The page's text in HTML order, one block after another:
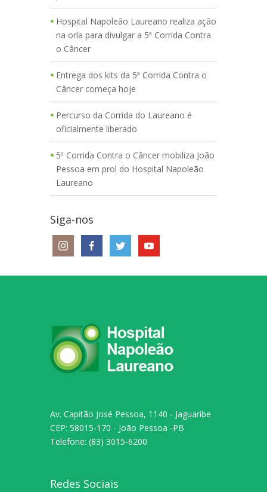
Hospital Napoleão Laureano realiza ação
na orla para divulgar a 5ª Corrida Contra
o Câncer
Entrega dos kits da 5ª Corrida Contra o
Câncer começa hoje
Percurso da Corrida do Laureano é
oficialmente liberado
5ª Corrida Contra o Câncer mobiliza João
Pessoa em prol do Hospital Napoleão
Laureano
Siga-nos
Av. Capitão José Pessoa, 1140 - Jaguaribe
CEP: 58015-170 - João Pessoa -PB
Telefone: (83) 3015-6200
Redes Sociais